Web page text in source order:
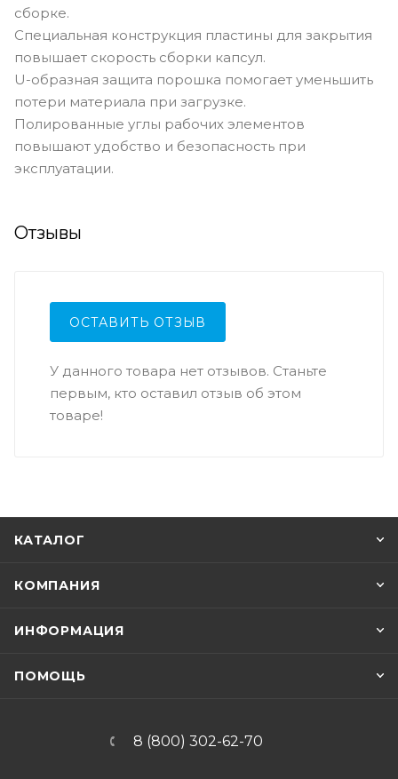
сборке.
Специальная конструкция пластины для закрытия
повышает скорость сборки капсул.
U-образная защита порошка помогает уменьшить
потери материала при загрузке.
Полированные углы рабочих элементов
повышают удобство и безопасность при
эксплуатации.
Отзывы
ОСТАВИТЬ ОТЗЫВ
У данного товара нет отзывов. Станьте
первым, кто оставил отзыв об этом
товаре!
КАТАЛОГ
КОМПАНИЯ
ИНФОРМАЦИЯ
ПОМОЩЬ
8 (800) 302-62-70